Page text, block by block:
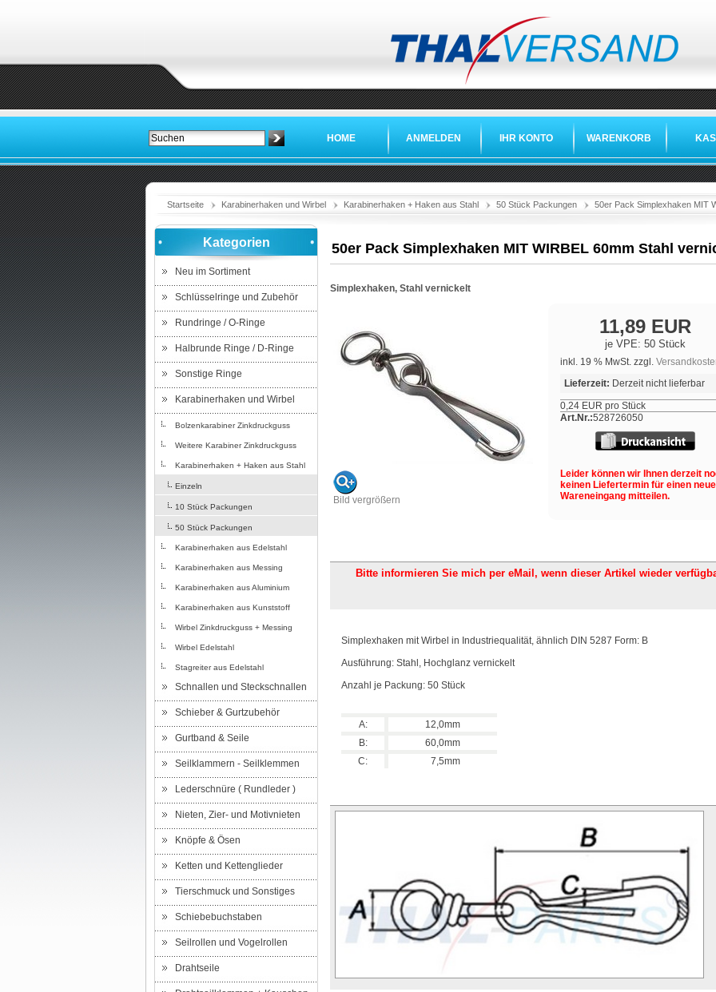
HOME ANMELDEN IHR KONTO WARENKORB
Startseite Karabinerhaken und Wirbel Karabinerhaken + Haken aus Stahl 50 Stück Packungen 50er Pack Simplexhaken MIT
Kategorien
Neu im Sortiment
Schlüsselringe und Zubehör
Rundringe / O-Ringe
Halbrunde Ringe / D-Ringe
Sonstige Ringe
Karabinerhaken und Wirbel
Bolzenkarabiner Zinkdruckguss
Weitere Karabiner Zinkdruckguss
Karabinerhaken + Haken aus Stahl
Einzeln
10 Stück Packungen
50 Stück Packungen
Karabinerhaken aus Edelstahl
Karabinerhaken aus Messing
Karabinerhaken aus Aluminium
Karabinerhaken aus Kunststoff
Wirbel Zinkdruckguss + Messing
Wirbel Edelstahl
Stagreiter aus Edelstahl
Schnallen und Steckschnallen
Schieber & Gurtzubehör
Gurtband & Seile
Seilklammern - Seilklemmen
Lederschnüre ( Rundleder )
Nieten, Zier- und Motivnieten
Knöpfe & Ösen
Ketten und Kettenglieder
Tierschmuck und Sonstiges
Schiebebuchstaben
Seilrollen und Vogelrollen
Drahtseile
50er Pack Simplexhaken MIT WIRBEL 60mm Stahl
Simplexhaken, Stahl vernickelt
Bild vergrößern
11,89 EUR
je VPE: 50 Stück
inkl. 19 % MwSt. zzgl.
Lieferzeit: Derzeit nicht lieferbar
0,24 EUR pro Stück
Art.Nr.:528726050
Leider können wir Ihnen derzeit
keinen Liefertermin für einen
Wareneingang mitteilen.
Bitte informieren Sie mich per eMail, wenn dieser Artikel wieder
Simplexhaken mit Wirbel in Industriequalität, ähnlich DIN 5287 Form: B
Ausführung: Stahl, Hochglanz vernickelt
Anzahl je Packung: 50 Stück
A:
12,0mm
B:
60,0mm
C:
7,5mm